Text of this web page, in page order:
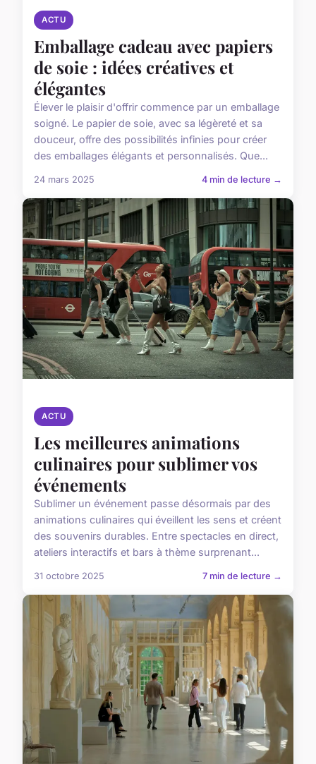
ACTU
Emballage cadeau avec papiers
de soie : idées créatives et
élégantes
Élever le plaisir d'offrir commence par un emballage
soigné. Le papier de soie, avec sa légèreté et sa
douceur, offre des possibilités infinies pour créer
des emballages élégants et personnalisés. Que...
24 mars 2025 4 min de lecture →
ACTU
Les meilleures animations
culinaires pour sublimer vos
événements
Sublimer un événement passe désormais par des
animations culinaires qui éveillent les sens et créent
des souvenirs durables. Entre spectacles en direct,
ateliers interactifs et bars à thème surprenant...
31 octobre 2025 7 min de lecture →